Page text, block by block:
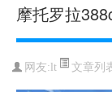
摩托罗拉
网友: lt 文章列